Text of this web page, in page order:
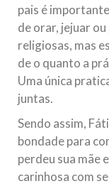
pais é
de orar, jejuar
religiosas, mas
de o quanto a
Uma única
juntas.
Sendo assim,
bondade para
perdeu sua mãe
carinhosa com